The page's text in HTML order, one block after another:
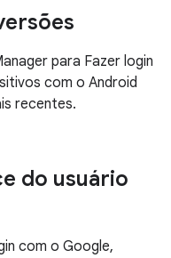
para Fazer login
com o Android
recentes.
do usuário
com o Google,